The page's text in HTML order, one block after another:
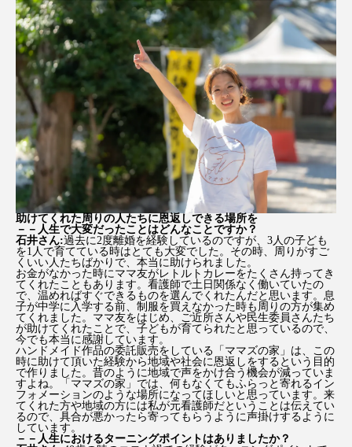
助けてくれた周りの人たちに恩返しできる場所を
－－人生で大変だったことはどんなことですか？
石井さん:過去に2度離婚を経験しているのですが、3人の子ども
を1人で育てている時はとても大変でした。その時、周りがすご
くいい人たちばかりで、本当に助けられました。
お金がなかった時にママ友がレトルトカレーをたくさん持ってき
てくれたこともあります。看護師で土日関係なく働いていたの
で、温めればすぐできるものを選んでくれたんだと思います。息
子が中学に入学する前、制服を買えなかった時も周りの方が集め
てくれました。ママ友をはじめ、ご近所さんや民生委員さんたち
が助けてくれたことで、子どもが育てられたと思っているので、
今でも本当に感謝しています。
ハンドメイド作品の委託販売をしている「ママズの家」は、この
時に助けて頂いた経験から地域や社会に恩返しをするという目的
で作りました。昔のように地域で声をかけ合う機会が減っていま
すよね。「ママズの家」では、何もなくてもふらっと寄れるイン
フォメーションのような場所になってほしいと思っています。来
てくれた方や地域の方には私が元看護師だということは伝えてい
るので、具合が悪かったら寄ってもらうように声掛けするように
しています。
－－人生におけるターニングポイントはありましたか？